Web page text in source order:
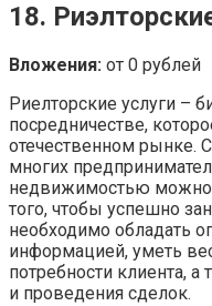
18.
Вложения: от 0 рублей
Риелторские услуги –
посредничестве,
отечественном рынке.
многих
недвижимостью можно
того, чтобы успешно
необходимо обладать
информацией, уметь
потребности клиента,
и проведения сделок.